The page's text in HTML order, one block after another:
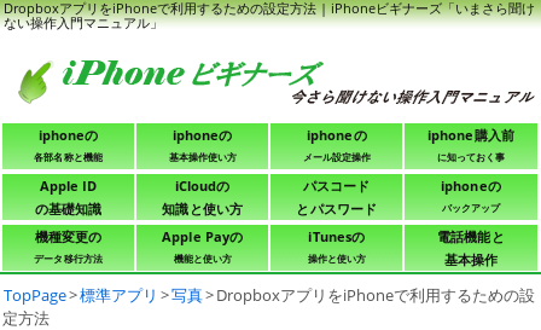
DropboxアプリをiPhoneで利用するための設定方法 | iPhoneビギナーズ「いまさら聞け
ない操作入門マニュアル」
iphoneの
各部名称と機能
iphoneの
基本操作使い方
iphoneの
メール設定操作
iphone購入前
に知っておく事
Apple ID
の基礎知識
iCloudの
知識と使い方
パスコード
とパスワード
iphoneの
バックアップ
機種変更の
データ移行方法
Apple Payの
機能と使い方
iTunesの
操作と使い方
電話機能と
基本操作
TopPage>標準アプリ >写真>DropboxアプリをiPhoneで利用するための設
定方法